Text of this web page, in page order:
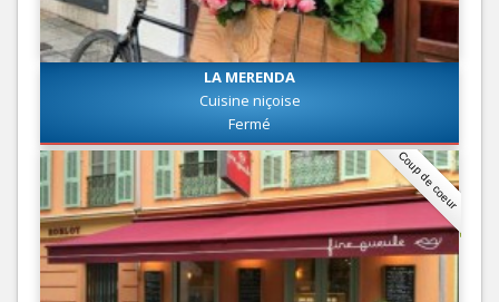
LA MERENDA
Cuisine niçoise
Fermé
Coup de coeur